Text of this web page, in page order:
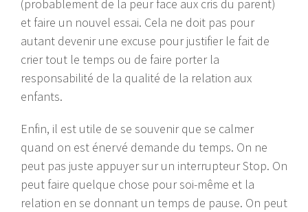
(probablement de la peur face aux cris du parent)
et faire un nouvel essai. Cela ne doit pas pour
autant devenir une excuse pour justifier le fait de
crier tout le temps ou de faire porter la
responsabilité de la qualité de la relation aux
enfants.
Enfin, il est utile de se souvenir que se calmer
quand on est énervé demande du temps. On ne
peut pas juste appuyer sur un interrupteur Stop. On
peut faire quelque chose pour soi-même et la
relation en se donnant un temps de pause. On peut